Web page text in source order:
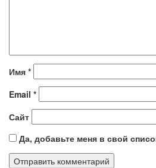
Имя *
Email *
Сайт
Да, добавьте меня в свой